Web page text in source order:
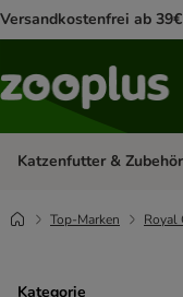
Versandkostenfrei ab 39€
Katzenfutter & Zubehör
Top-Marken Royal
Kategorie